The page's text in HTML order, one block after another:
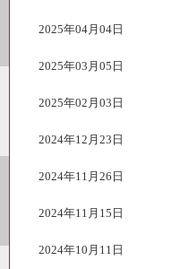
2025年04月04日
2025年03月05日
2025年02月03日
2024年12月23日
2024年11月26日
2024年11月15日
2024年10月11日